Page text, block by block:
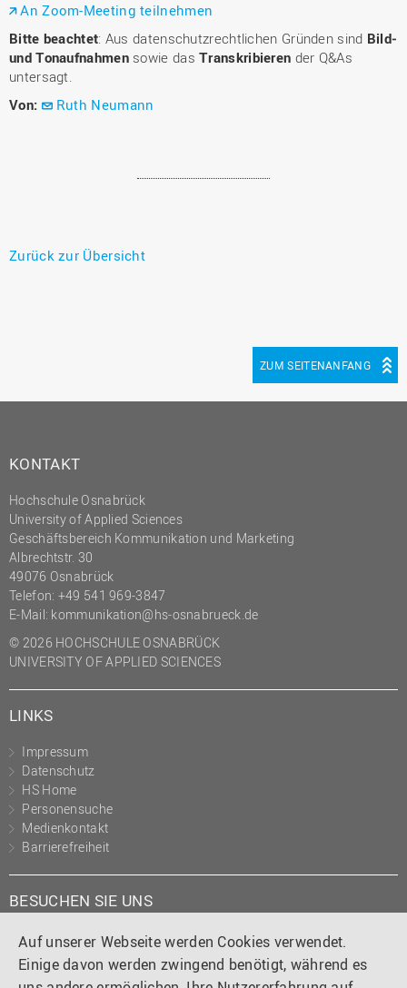
Auf unserer Webseite werden Cookies verwendet.
Einige davon werden zwingend benötigt, während es
An Zoom-Meeting teilnehmen
Bitte beachtet: Aus datenschutzrechtlichen Gründen sind Bild‑
und Tonaufnahmensowie dasTranskribieren der Q&As
untersagt.
Von:
Ruth Neumann
Zurück zur Übersicht
ZUM SEITENANFANG
KONTAKT
Hochschule Osnabrück
University of Applied Sciences
Geschäftsbereich Kommunikation und Marketing
Albrechtstr. 30
49076 Osnabrück
Telefon: +49 541 969-3847
E-Mail: kommunikation@hs-osnabrueck.de
© 2026 HOCHSCHULE OSNABRÜCK
UNIVERSITY OF APPLIED SCIENCES
LINKS
Impressum
Datenschutz
HS Home
Personensuche
Medienkontakt
Barrierefreiheit
BESUCHEN SIE UNS
Instagram
TiktokLinkedIn
YouTube
Facebook